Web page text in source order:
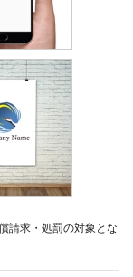
請求・処罰の対象とな